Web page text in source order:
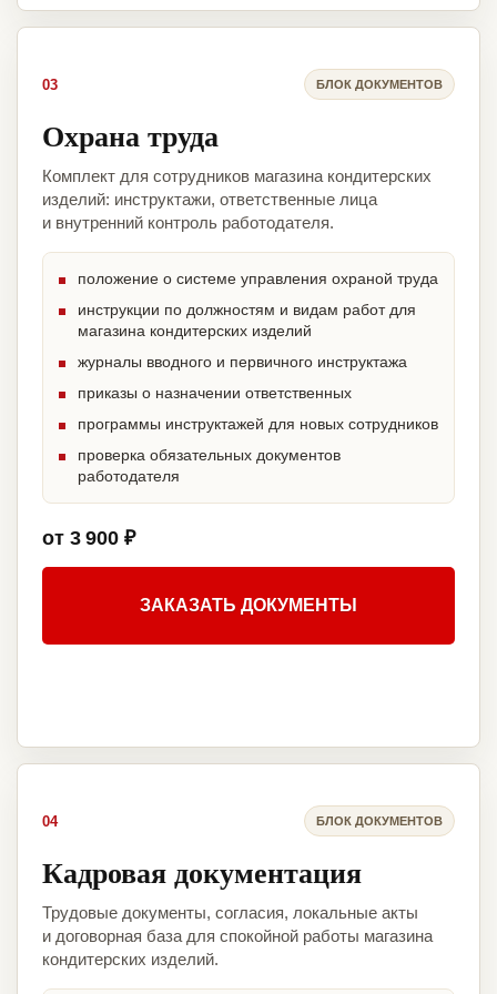
03 БЛОК ДОКУМЕНТОВ
Охрана труда
Комплект для сотрудников магазина кондитерских
изделий: инструктажи, ответственные лица
и внутренний контроль работодателя.
положение о системе управления охраной труда
инструкции по должностям и видам работ для
магазина кондитерских изделий
журналы вводного и первичного инструктажа
приказы о назначении ответственных
программы инструктажей для новых сотрудников
проверка обязательных документов
работодателя
от 3 900 ₽
ЗАКАЗАТЬ ДОКУМЕНТЫ
04 БЛОК ДОКУМЕНТОВ
Кадровая документация
Трудовые документы, согласия, локальные акты
и договорная база для спокойной работы магазина
кондитерских изделий.